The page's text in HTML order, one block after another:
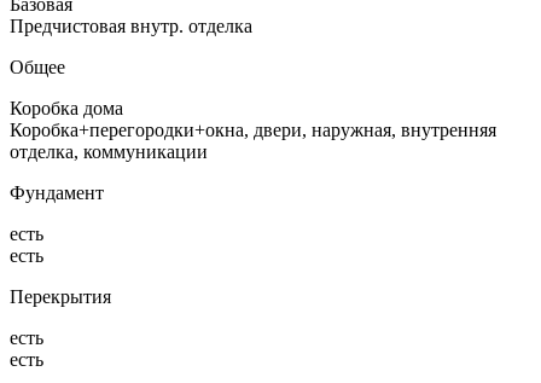
Предчистовая внутр. отделка
Общее
Коробка дома
Коробка+перегородки+окна, двери, наружная, внутренняя
отделка, коммуникации
Фундамент
есть
есть
Перекрытия
есть
есть